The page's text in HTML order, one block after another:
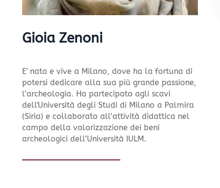
Gioia Zenoni
E' nata e vive a Milano, dove ha la fortuna di
potersi dedicare alla sua più grande passione,
l’archeologia. Ha partecipato agli scavi
dell'Università degli Studi di Milano a Palmira
(Siria) e collaborato all’attività didattica nel
campo della valorizzazione dei beni
archeologici dell’Università IULM.